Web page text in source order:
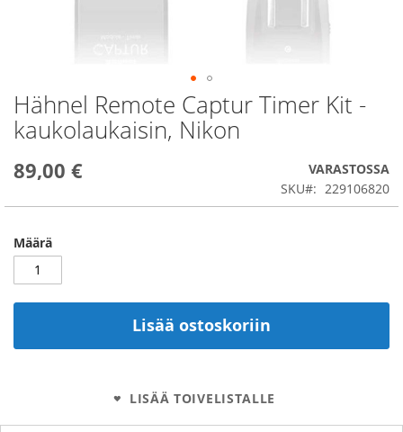
Hähnel Remote Captur Timer Kit -
kaukolaukaisin, Nikon
89,00 €
VARASTOSSA
SKU
229106820
Määrä
Lisää ostoskoriin
LISÄÄ TOIVELISTALLE
Skip
to
the
of